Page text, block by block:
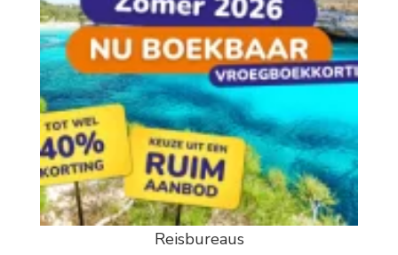
Reisbureaus